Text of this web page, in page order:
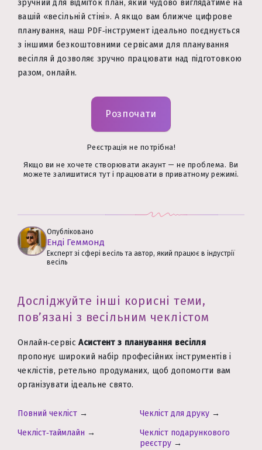
зручний для відміток план, який чудово виглядатиме на
вашій «весільній стіні». А якщо вам ближче цифрове
планування, наш PDF‑інструмент ідеально поєднується
з іншими безкоштовними сервісами для планування
весілля й дозволяє зручно працювати над підготовкою
разом, онлайн.
Розпочати
Реєстрація не потрібна!
Якщо ви не хочете створювати акаунт — не проблема. Ви
можете залишитися тут і працювати в приватному режимі.
Опубліковано
Енді Геммонд
Експерт зі сфері весіль та автор, який працює в індустрії
весіль
Досліджуйте інші корисні теми,
пов’язані з весільним чеклістом
Онлайн‑сервісАсистент з планування весілля
пропонує широкий набір професійних інструментів і
чеклістів, ретельно продуманих, щоб допомогти вам
організувати ідеальне свято.
Повний чекліст → Чекліст для друку →
Чекліст‑таймлайн →
Чекліст подарункового
реєстру →